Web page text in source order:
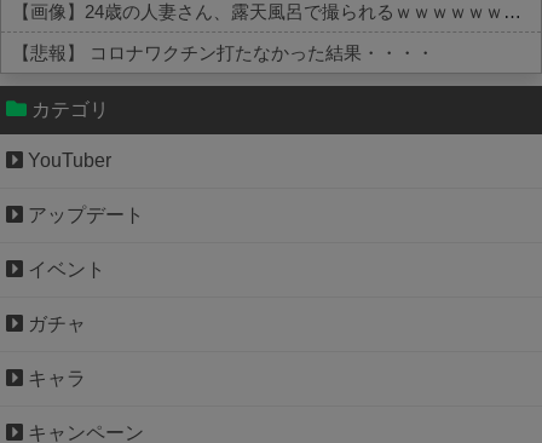
【画像】24歳の人妻さん、露天風呂で撮られるｗｗｗｗｗｗｗｗｗｗｗｗｗｗｗｗｗ
【悲報】 コロナワクチン打たなかった結果・・・・
Powered by livedoor 相互RSS
カテゴリ
YouTuber
アップデート
イベント
ガチャ
キャラ
キャンペーン